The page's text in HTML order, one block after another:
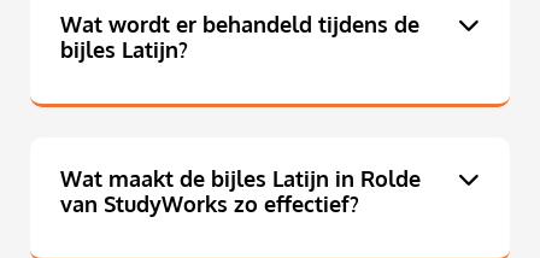
Wat wordt er behandeld tijdens de
bijles Latijn?
Wat maakt de bijles Latijn in Rolde
van StudyWorks zo effectief?